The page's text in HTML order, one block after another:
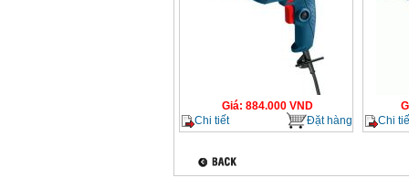
Giá: 884.000VND
Chi tiết
Đặt hàng
Chi